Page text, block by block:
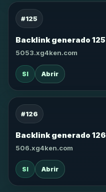
#125
Backlink generado 125
5053.xg4ken.com
SI Abrir
#126
Backlink generado 126
506.xg4ken.com
SI Abrir